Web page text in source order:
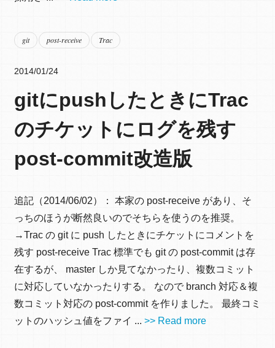
git post-receive Trac
2014/01/24
gitにpushしたときにTrac
のチケットにログを残す
post-commit改造版
追記（2014/06/02）： 本家の post-receive があり、そ
っちのほうが断然良いのでそちらを使うのを推奨。
→Trac の git に push したときにチケットにコメントを
残す post-receive Trac 標準でも git の post-commit は存
在するが、 master しか見てなかったり、複数コミット
に対応していなかったりする。 なので branch 対応＆複
数コミット対応の post-commit を作りました。 最終コミ
ットのハッシュ値をファイ ... >> Read more